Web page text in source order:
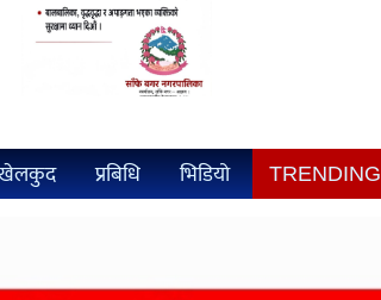
प्रबिधि भिडियो TRENDING